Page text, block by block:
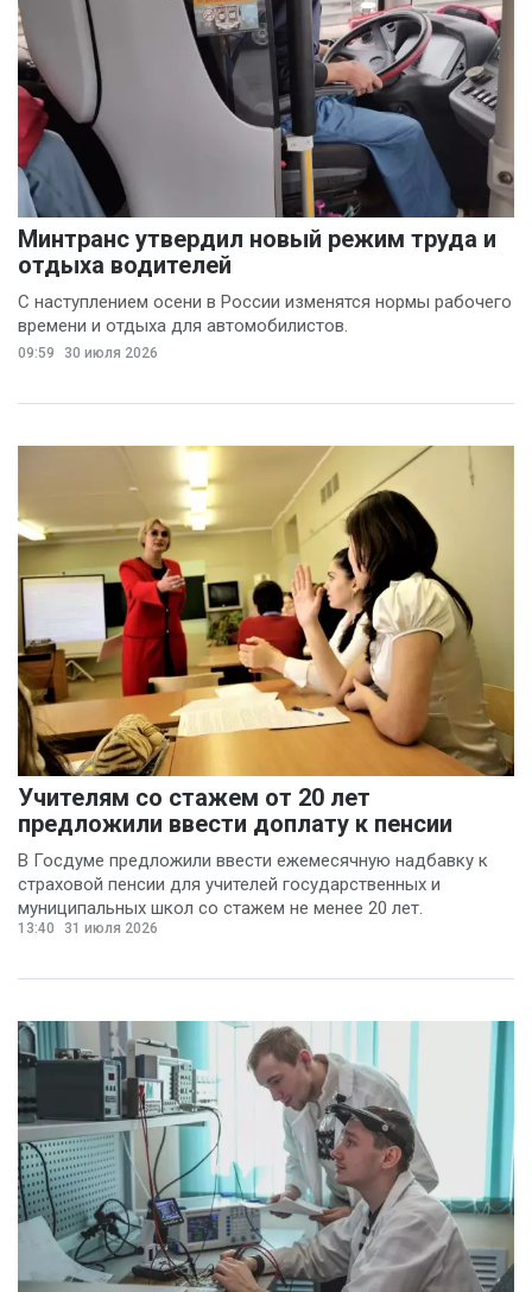
Минтранс утвердил новый режим труда и
отдыха водителей
С наступлением осени в России изменятся нормы рабочего
времени и отдыха для автомобилистов.
09:59 30 июля 2026
Учителям со стажем от 20 лет
предложили ввести доплату к пенсии
В Госдуме предложили ввести ежемесячную надбавку к
страховой пенсии для учителей государственных и
муниципальных школ со стажем не менее 20 лет.
13:40 31 июля 2026